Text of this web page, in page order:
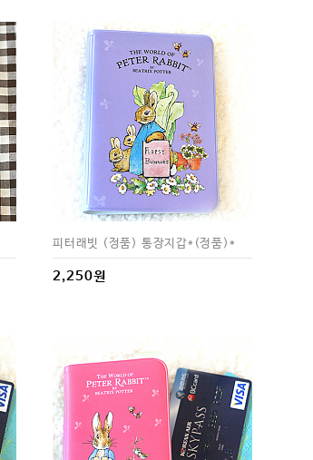
피터래빗 (정품) 통장지갑*(정품)*
2,250원